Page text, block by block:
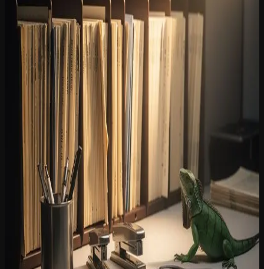
Alle artikelen→
Artikel
AI in documentbeheer: hoe iGuana iDM slimmer
werkt
Artificiële intelligentie is geen bijzaak bij iGuana iDM. Het zit
ingebouwd in de kern van het platform en versnelt
documentclassificatie, gegevensextractie en workflows.
28 juli 2026
AI en documentverwerking: hype of echte tijdwinst
voor uw archief?
De EU AI Act treedt gefaseerd in werking en organisaties willen nu
weten welke AI-toepassingen veilig en compliant inzetbaar zijn
binnen hun documentprocessen.
21 juli 2026
Artikel